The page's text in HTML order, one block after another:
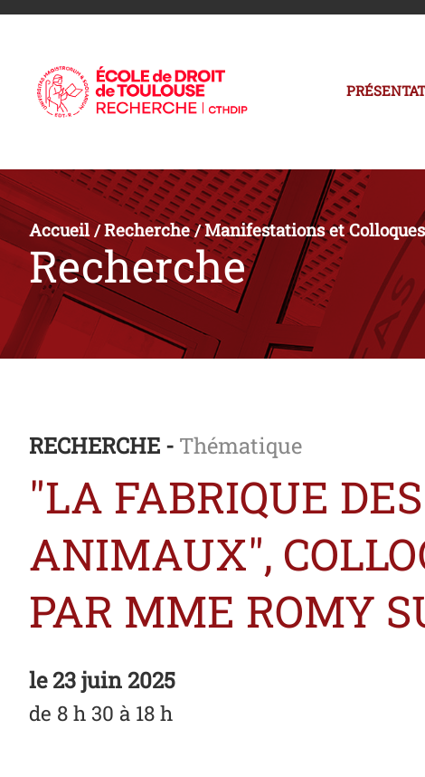
Accueil/Recherche/Manifestations et Colloques
Recherche
RECHERCHE - Thématique
"LA FABRIQUE
ANIMAUX",
PAR MME ROMY
le23 juin 2025
de 8 h 30 à 18 h